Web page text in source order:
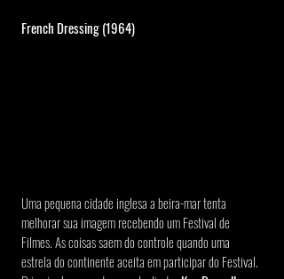
French Dressing (1964)
Uma pequena cidade inglesa a beira-mar tenta
melhorar sua imagem recebendo um Festival de
Filmes. As coisas saem do controle quando uma
estrela do continente aceita em participar do Festival.